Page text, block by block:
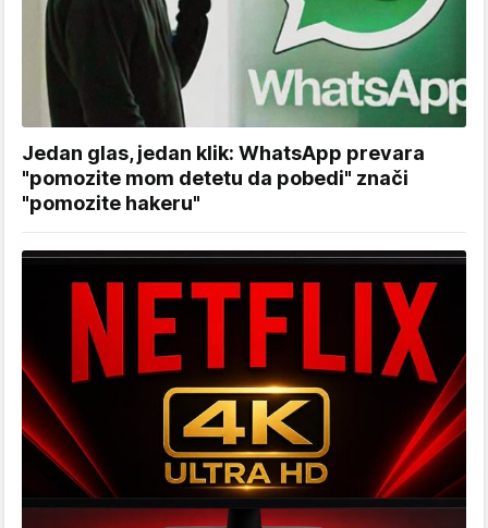
Jedan glas, jedan klik: WhatsApp prevara
"pomozite mom detetu da pobedi" znači
"pomozite hakeru"